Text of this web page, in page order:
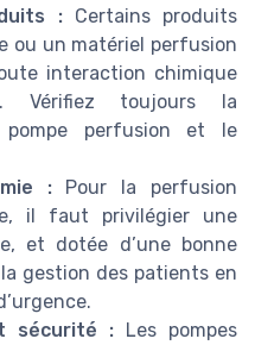
:Certains produits
ou un matériel perfusion
interaction chimique
Vérifiez toujours la
perfusion et le
:Pour la perfusion
il faut privilégier une
et dotée d’une bonne
gestion des patients en
sécurité : Les pompes